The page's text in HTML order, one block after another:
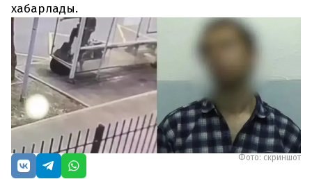
Редакциямен байланыс
+7 708 604 51 06
Жарнама бөлімі
+7 701 220 64 52
Пошта
zhasalash100@gmail.com
хабарлады.
Фото: скриншот